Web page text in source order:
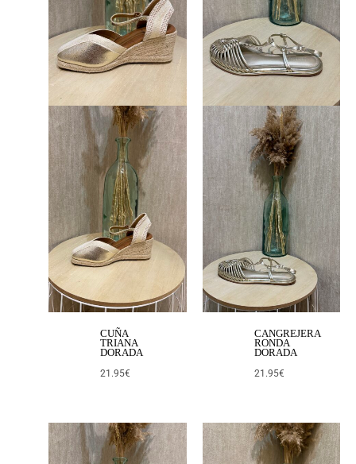
CUÑA
TRIANA
DORADA
21.95€
CANGREJERA
RONDA
DORADA
21.95€